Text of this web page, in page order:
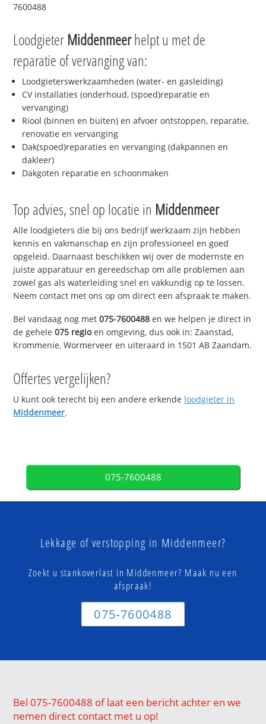
7600488
Loodgieter Middenmeerhelpt u met de
reparatie of vervanging van:
Loodgieterswerkzaamheden (water- en gasleiding)
CV installaties (onderhoud, (spoed)reparatie en
vervanging)
Riool (binnen en buiten) en afvoer ontstoppen, reparatie,
renovatie en vervanging
Dak(spoed)reparaties en vervanging (dakpannen en
dakleer)
Dakgoten reparatie en schoonmaken
Top advies, snel op locatie in Middenmeer
Alle loodgieters die bij ons bedrijf werkzaam zijn hebben
kennis en vakmanschap en zijn professioneel en goed
opgeleid. Daarnaast beschikken wij over de modernste en
juiste apparatuur en gereedschap om alle problemen aan
zowel gas als waterleiding snel en vakkundig op te lossen.
Neem contact met ons op om direct een afspraak te maken.
Bel vandaag nog met075-7600488 en we helpen je direct in
de gehele075 regioen omgeving, dus ook in: Zaanstad,
Krommenie, Wormerveer en uiteraard in 1501 AB Zaandam.
Offertes vergelijken?
U kunt ook terecht bij een andere erkende loodgieter in
Middenmeer.
075-7600488
Lekkage of verstopping in Middenmeer?
Zoekt u stankoverlast in Middenmeer? Maak nu een
afspraak!
075-7600488
Bel 075-7600488 of laat een bericht achter en we
nemen direct contact met u op!